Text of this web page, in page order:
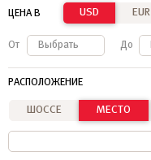
USD EUR
ЦЕНА В
От Выбрать До
РАСПОЛОЖЕНИЕ
ШОССЕ МЕСТО